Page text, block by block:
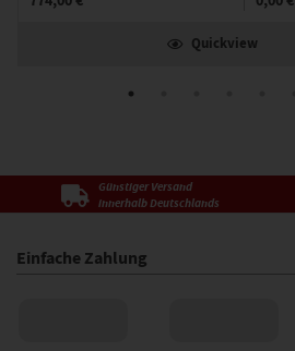
Quickview
Günstiger Versand
innerhalb Deutschlands
Einfache Zahlung